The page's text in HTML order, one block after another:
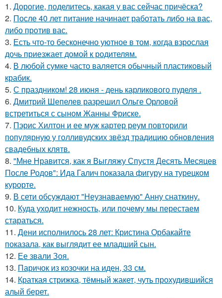
1. Дорогие, поделитесь, какая у вас сейчас причёска?
2. После 40 лет питание начинает работать либо на вас,
либо против вас.
3. Есть что-то бесконечно уютное в том, когда взрослая
дочь приезжает домой к родителям.
4. В любой сумке часто валяется обычный пластиковый
крабик.
5. С праздником! 28 июня - день карликового пуделя .
6. Дмитрий Шепелев разрешил Ольге Орловой
встретиться с сыном Жанны Фриске.
7. Пэрис Хилтон и ее муж картер реум повторили
популярную у голливудских звёзд традицию обновления
свадебных клятв.
8. "Мне Нравится, как я Выгляжу Спустя Десять Месяцев
После Родов": Ида Галич показала фигуру на турецком
курорте.
9. В сети обсуждают "Неузнаваемую" Анну снаткину.
10. Куда уходит нежность, или почему мы перестаем
стараться.
11. Дени исполнилось 28 лет: Кристина Орбакайте
показала, как выглядит ее младший сын.
12. Ее звали Зоя.
13. Паричок из козочки на иден, 33 см.
14. Краткая стрижка, тёмный жакет, чуть прохудившийся
алый берет.